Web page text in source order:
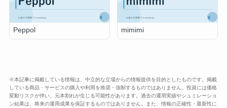
Peppol mimimi
※本記事に掲載している情報は、中立的な立場からの情報提供を目的としたものです。掲載
している商品・サービスの購入や利用を推奨・強制するものではありません。投資には価格
変動リスクが伴い、元本割れが生じる可能性があります。過去の運用実績やシュミレーショ
ン結果は、将来の運用成果を保証するものではありません。また、情報の正確性・最新性に